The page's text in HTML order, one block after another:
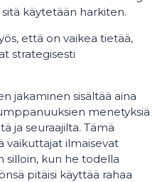
käytetään harkiten.
että on vaikea tietää,
strategisesti
jakaminen sisältää aina
menetyksiä
ja seuraajilta. Tämä
vaikuttajat ilmaisevat
silloin, kun he todella
pitäisi käyttää rahaa